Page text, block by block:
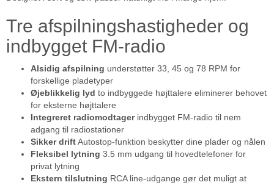
Tre afspilningshastigheder og
indbygget FM-radio
Alsidig afspilning understøtter 33, 45 og 78 RPM for
forskellige pladetyper
Øjeblikkelig lyd to indbyggede højttalere eliminerer behovet
for eksterne højttalere
Integreret radiomodtagerindbygget FM-radio til nem
adgang til radiostationer
Sikker driftAutostop-funktion beskytter dine plader og nålen
Fleksibel lytning 3.5 mm udgang til hovedtelefoner for
privat lytning
Ekstern tilslutning RCA line-udgange gør det muligt at